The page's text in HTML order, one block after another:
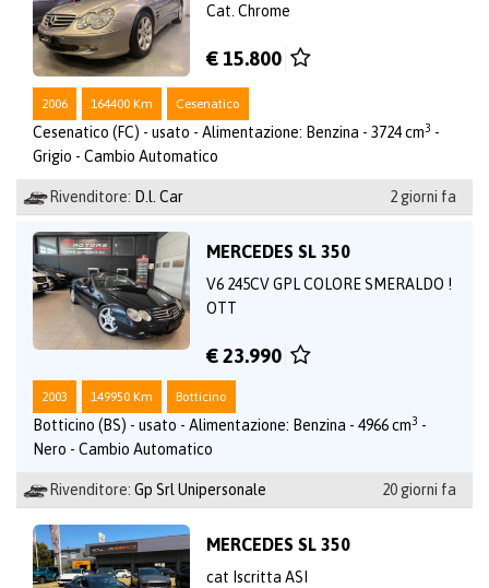
Cat. Chrome
€ 15.800
2006 164400 Km Cesenatico
Cesenatico (FC) - usato - Alimentazione: Benzina - 3724 cm3 -
Grigio - Cambio Automatico
Rivenditore: D.l. Car 2 giorni fa
MERCEDES SL 350
V6 245CV GPL COLORE SMERALDO !
OTT
€ 23.990
2003 149950 Km Botticino
Botticino (BS) - usato - Alimentazione: Benzina - 4966 cm3 -
Nero - Cambio Automatico
Rivenditore: Gp Srl Unipersonale 20 giorni fa
MERCEDES SL 350
cat Iscritta ASI